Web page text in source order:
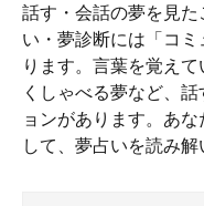
話す・会話の夢を見
い・夢診断には「コ
ります。言葉を覚え
くしゃべる夢など、
ョンがあります。あ
して、夢占いを読み解